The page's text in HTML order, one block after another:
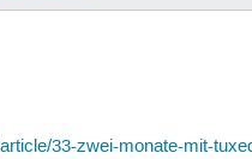
33-zwei-monate-mit-